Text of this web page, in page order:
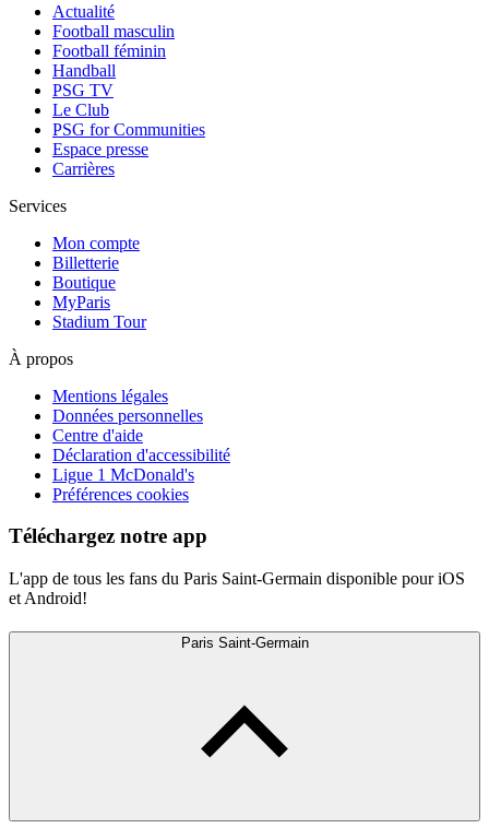
Actualité
Football masculin
Football féminin
Handball
PSG TV
Le Club
PSG for Communities
Espace presse
Carrières
Services
Mon compte
Billetterie
Boutique
MyParis
Stadium Tour
À propos
Mentions légales
Données personnelles
Centre d'aide
Déclaration d'accessibilité
Ligue 1 McDonald's
Préférences cookies
Téléchargez notre app
L'app de tous les fans du Paris Saint-Germain disponible pour iOS
et Android!
Paris Saint-Germain